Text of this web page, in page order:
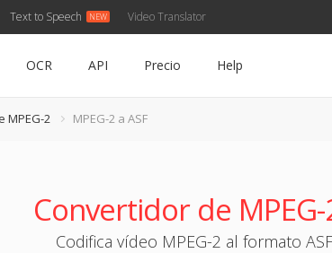
Text to Speech Video Translator
OCR API Precio Help
MPEG-2 MPEG-2 a ASF
Convertidor de MPEG-
Codifica vídeo MPEG-2 al formato